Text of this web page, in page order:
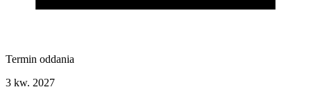
Termin oddania
3 kw. 2027